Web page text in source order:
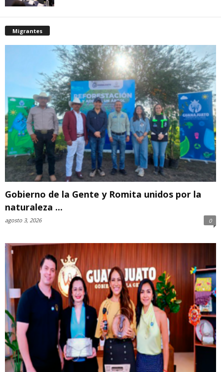
Migrantes
Gobierno de la Gente y Romita unidos por la
naturaleza ...
agosto 3, 2026 0